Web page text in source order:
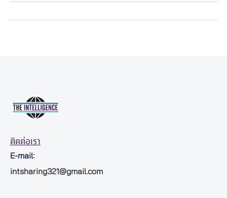
ติดต่อเรา
E-mail:
intsharing321@gmail.com